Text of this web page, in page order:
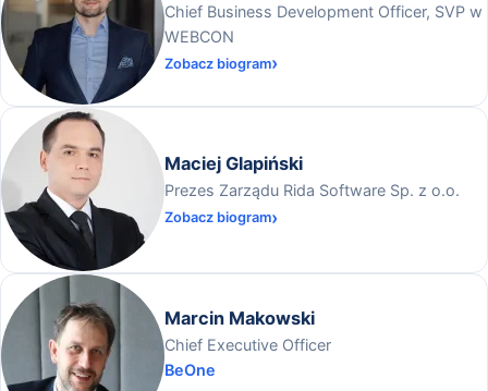
Chief Business Development Officer, SVP w
WEBCON
Zobacz biogram
Maciej Glapiński
Prezes Zarządu Rida Software Sp. z o.o.
Zobacz biogram
Marcin Makowski
Chief Executive Officer
BeOne